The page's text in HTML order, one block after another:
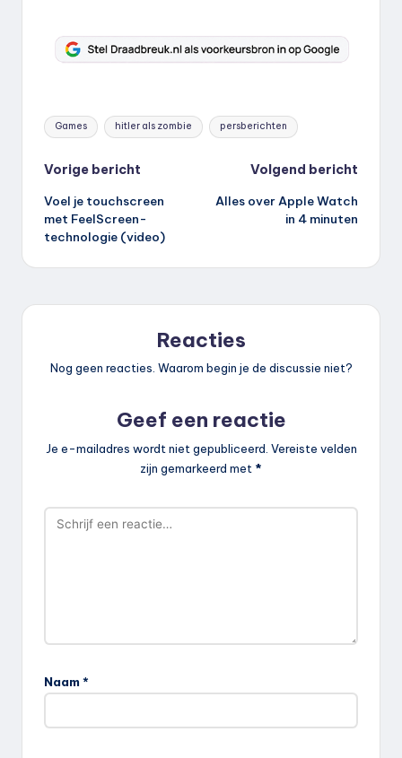
Tags:
Games hitler als zombie persberichten
Bericht
navigatie
Vorige bericht
Voel je touchscreen
met FeelScreen-
technologie (video)
Volgend bericht
Alles over Apple Watch
in 4 minuten
Reacties
Nog geen reacties. Waarom begin je de discussie niet?
Geef een reactie
Je e-mailadres wordt niet gepubliceerd. Vereiste velden
zijn gemarkeerd met *
Naam *